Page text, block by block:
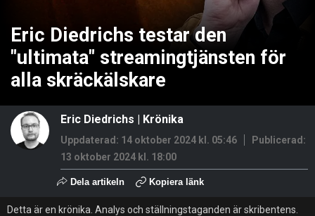
Eric Diedrichs testar den
"ultimata" streamingtjänsten för
alla skräckälskare
Eric Diedrichs | Krönika
Uppdaterad: 14 oktober 2024 kl. 05:46
Publicerad:
13 oktober 2024 kl. 18:00
Dela artikeln Kopiera länk
Detta är en krönika. Analys och ställningstaganden är skribentens.